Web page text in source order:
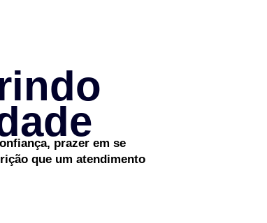
prazer em se
que um atendimento